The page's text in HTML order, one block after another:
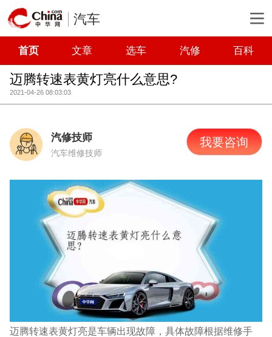
汽车
首页 文章 选车 汽修 百科
迈腾转速表黄灯亮什么意思?
2021-04-26 08:03:03
汽修技师
汽车维修技师
我要咨询
迈腾转速表黄灯亮是车辆出现故障，具体故障根据维修手